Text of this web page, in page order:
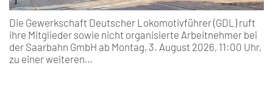
Die Gewerkschaft Deutscher Lokomotivführer (GDL) ruft
ihre Mitglieder sowie nicht organisierte Arbeitnehmer bei
der Saarbahn GmbH ab Montag, 3. August 2026, 11:00 Uhr,
zu einer weiteren…